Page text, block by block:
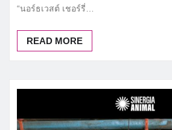
“นอร์ธเวสต์ เชอร์รี่…
READ MORE